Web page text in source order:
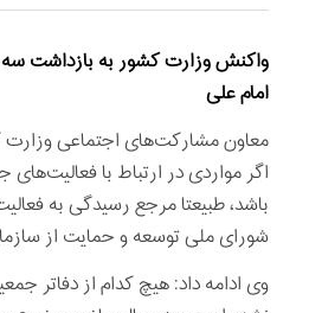
واکنش وزارت کشور به بازداشت
امام علی
معاون مشارکت‌های اجتماعی وزارت
اگر مواردی در ارتباط با
باشد، طبیعتا مرجع رسیدگی به
شورای ملی توسعه و حمایت از
وی ادامه داد: هیچ کدام از دفاتر